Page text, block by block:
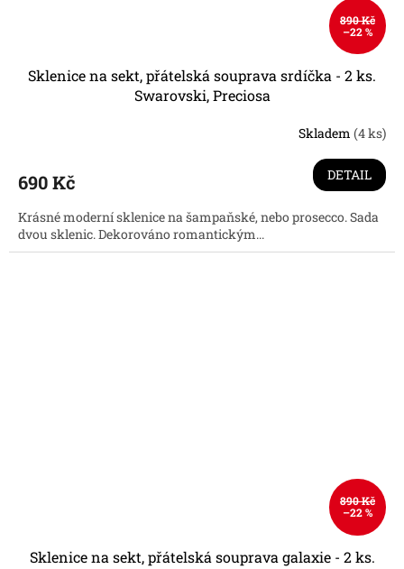
890 Kč
–22 %
Sklenice na sekt, přátelská souprava srdíčka - 2 ks.
Swarovski, Preciosa
je
z
5
hvězdiček.
Skladem(4 ks)
690 Kč DETAIL
Krásné moderní sklenice na šampaňské, nebo prosecco. Sada
dvou sklenic. Dekorováno romantickým...
890 Kč
–22 %
Sklenice na sekt, přátelská souprava galaxie - 2 ks.